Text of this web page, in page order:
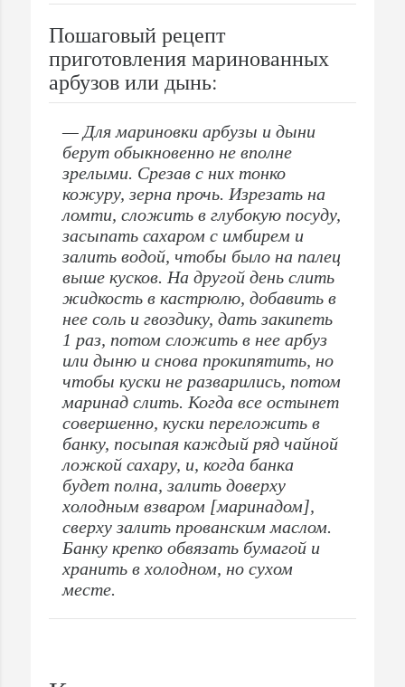
Пошаговый рецепт
приготовления маринованных
арбузов или дынь:
— Для мариновки арбузы и дыни
берут обыкновенно не вполне
зрелыми. Срезав с них тонко
кожуру, зерна прочь. Изрезать на
ломти, сложить в глубокую посуду,
засыпать сахаром с имбирем и
залить водой, чтобы было на палец
выше кусков. На другой день слить
жидкость в кастрюлю, добавить в
нее соль и гвоздику, дать закипеть
1 раз, потом сложить в нее арбуз
или дыню и снова прокипятить, но
чтобы куски не разварились, потом
маринад слить. Когда все остынет
совершенно, куски переложить в
банку, посыпая каждый ряд чайной
ложкой сахару, и, когда банка
будет полна, залить доверху
холодным взваром [маринадом],
сверху залить прованским маслом.
Банку крепко обвязать бумагой и
хранить в холодном, но сухом
месте.